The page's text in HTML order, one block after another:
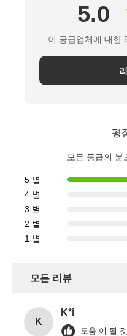
물 필터 연결 장치
산업적 수신 전용 얇은
5.0
이 공급업체에 대한
평
모든 등급의 분
5 별
4 별
3 별
2 별
1 별
모든 리뷰
K
K*i
도움 이 될